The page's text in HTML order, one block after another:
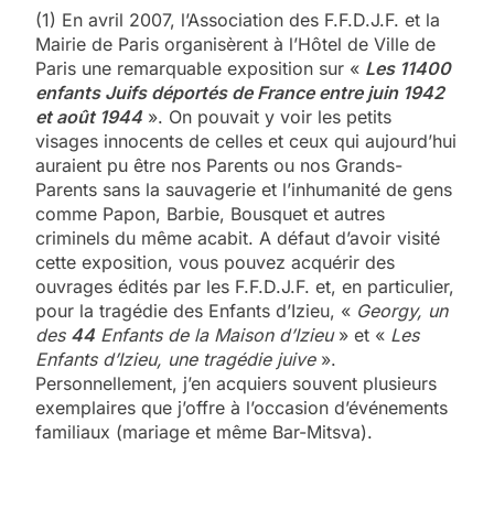
(1) En avril 2007, l’Association des F.F.D.J.F. et la
Mairie de Paris organisèrent à l’Hôtel de Ville de
Paris une remarquable exposition sur « Les 11400
enfants Juifs déportés de France entre juin 1942
et août 1944». On pouvait y voir les petits
visages innocents de celles et ceux qui aujourd’hui
auraient pu être nos Parents ou nos Grands-
Parents sans la sauvagerie et l’inhumanité de gens
comme Papon, Barbie, Bousquet et autres
criminels du même acabit. A défaut d’avoir visité
cette exposition, vous pouvez acquérir des
ouvrages édités par les F.F.D.J.F. et, en particulier,
pour la tragédie des Enfants d’Izieu, « Georgy, un
des 44Enfants de la Maison d’Izieu» et « Les
Enfants d’Izieu, une tragédie juive».
Personnellement, j’en acquiers souvent plusieurs
exemplaires que j’offre à l’occasion d’événements
familiaux (mariage et même Bar-Mitsva).